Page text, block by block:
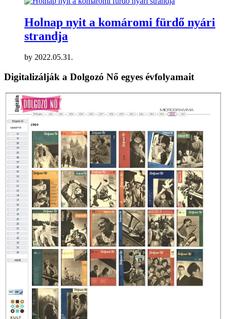
Holnap nyit a komáromi fürdő nyári
strandja
by 2022.05.31.
Digitalizálják a Dolgozó Nő egyes évfolyamait